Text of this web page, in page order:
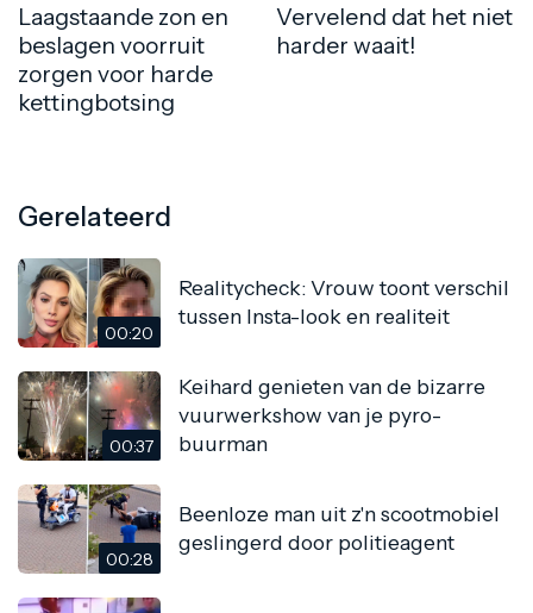
Laagstaande zon en
beslagen voorruit
zorgen voor harde
kettingbotsing
Vervelend dat het niet
harder waait!
Gerelateerd
00:20
Realitycheck: Vrouw toont verschil
tussen Insta-look en realiteit
00:37
Keihard genieten van de bizarre
vuurwerkshow van je pyro-
buurman
00:28
Beenloze man uit z'n scootmobiel
geslingerd door politieagent